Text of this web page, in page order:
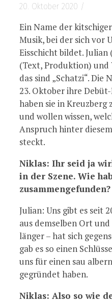
20. Oktober 2020 /
Ein Name der
Musik, bei der sich vor
Eisschicht bildet. Julian
(Text, Produktion) und
das sind „Schatzi“. Die
23. Oktober ihre
haben sie in
und wollen wissen,
Anspruch hinter
steckt.
Niklas: Ihr seid ja
in der Szene. Wie
zusammengefunden?
Julian: Uns gibt es seit
aus demselben Ort
länger – hat sich
gab es so einen
uns für einen sau
gegründet haben.
Niklas: Also so wie